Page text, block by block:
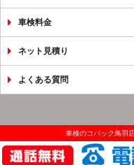
車検料金
ネット見積り
よくある質問
車検のコバック鳥羽